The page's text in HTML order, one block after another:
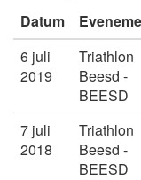
Datum
6 juli
2019
Triathlon
Beesd -
BEESD
7 juli
2018
Triathlon
Beesd -
BEESD